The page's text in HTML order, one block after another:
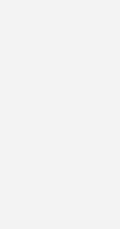
und ein schlecht
aus Sicht des
für die Energiebranchen
um eine sichere